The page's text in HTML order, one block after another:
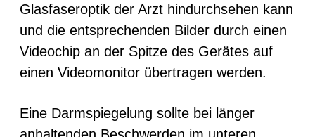
Glasfaseroptik der Arzt hindurchsehen kann
und die entsprechenden Bilder durch einen
Videochip an der Spitze des Gerätes auf
einen Videomonitor übertragen werden.
Eine Darmspiegelung sollte bei länger